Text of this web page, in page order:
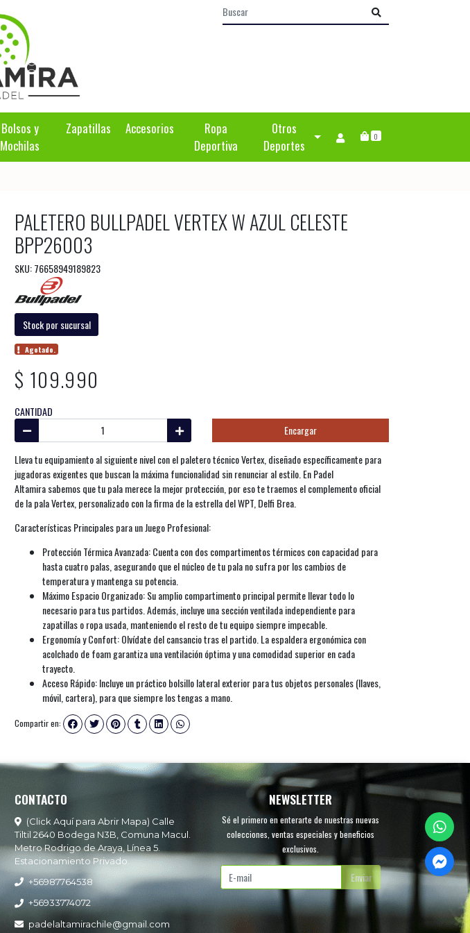
Bolsos y
Mochilas
Zapatillas Accesorios
Ropa
Deportiva
Otros
Deportes
0
PALETERO BULLPADEL VERTEX W AZUL CELESTE
BPP26003
SKU: 76658949189823
Stock por sucursal
Agotado.
$ 109.990
CANTIDAD
Encargar
Lleva tu equipamiento al siguiente nivel con el paletero técnico Vertex, diseñado específicamente para
jugadoras exigentes que buscan la máxima funcionalidad sin renunciar al estilo. En Padel
Altamira sabemos que tu pala merece la mejor protección, por eso te traemos el complemento oficial
de la pala Vertex, personalizado con la firma de la estrella del WPT, Delfi Brea.
Características Principales para un Juego Profesional:
Protección Térmica Avanzada: Cuenta con dos compartimentos térmicos con capacidad para
hasta cuatro palas, asegurando que el núcleo de tu pala no sufra por los cambios de
temperatura y mantenga su potencia.
Máximo Espacio Organizado: Su amplio compartimento principal permite llevar todo lo
necesario para tus partidos. Además, incluye una sección ventilada independiente para
zapatillas o ropa usada, manteniendo el resto de tu equipo siempre impecable.
Ergonomía y Confort: Olvídate del cansancio tras el partido. La espaldera ergonómica con
acolchado de foam garantiza una ventilación óptima y una comodidad superior en cada
trayecto.
Acceso Rápido: Incluye un práctico bolsillo lateral exterior para tus objetos personales (llaves,
móvil, cartera), para que siempre los tengas a mano.
Compartir en:
CONTACTO
(Click Aquí para Abrir Mapa) Calle
Tiltil 2640 Bodega N3B, Comuna Macul.
Metro Rodrigo de Araya, Línea 5.
Estacionamiento Privado
+56987764538
+56933774072
padelaltamirachile@gmail.com
NEWSLETTER
Sé el primero en enterarte de nuestras nuevas
colecciones, ventas especiales y beneficios
exclusivos.
Enviar